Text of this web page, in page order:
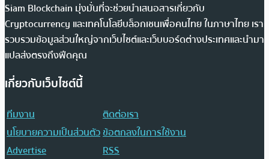
Siam Blockchain มุ่งมั่นที่จะช่วยนำเสนอสารเกี่ยวกับ
Cryptocurrency และเทคโนโลยีบล็อกเชนเพื่อคนไทย ในภาษาไทย เรา
รวบรวมข้อมูลส่วนใหญ่จากเว็บไซต์และเว็บบอร์ดต่างประเทศและนำมา
แปลส่งตรงถึงฟีดคุณ
เกี่ยวกับเว็บไซต์นี้
ทีมงาน
ติดต่อเรา
นโยบายความเป็นส่วนตัวข้อตกลงในการใช้งาน
Advertise
RSS